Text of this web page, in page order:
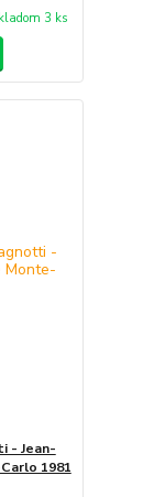
3 ks
- Jean-
1981